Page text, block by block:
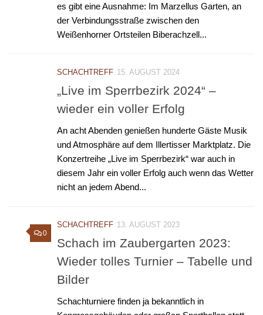
es gibt eine Ausnahme: Im Marzellus Garten, an
der Verbindungsstraße zwischen den
Weißenhorner Ortsteilen Biberachzell...
SCHACHTREFF 15. AUGUST 2024
„Live im Sperrbezirk 2024“ –
wieder ein voller Erfolg
An acht Abenden genießen hunderte Gäste Musik
und Atmosphäre auf dem Illertisser Marktplatz. Die
Konzertreihe „Live im Sperrbezirk“ war auch in
diesem Jahr ein voller Erfolg auch wenn das Wetter
nicht an jedem Abend...
0
SCHACHTREFF 13. AUGUST 2023
Schach im Zaubergarten 2023:
Wieder tolles Turnier – Tabelle und
Bilder
Schachturniere finden ja bekanntlich in